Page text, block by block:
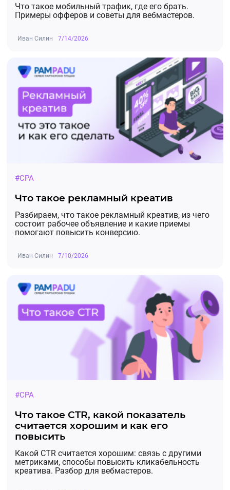
Что такое мобильный трафик, где его брать.
Примеры офферов и советы для вебмастеров.
Иван Силин 7/14/2026
#CPA
Что такое рекламный креатив
Разбираем, что такое рекламный креатив, из чего
состоит рабочее объявление и какие приемы
помогают повысить конверсию.
Иван Силин 7/10/2026
#CPA
Что такое CTR, какой показатель
считается хорошим и как его
повысить
Какой CTR считается хорошим: связь с другими
метриками, способы повысить кликабельность
креатива. Разбор для вебмастеров.